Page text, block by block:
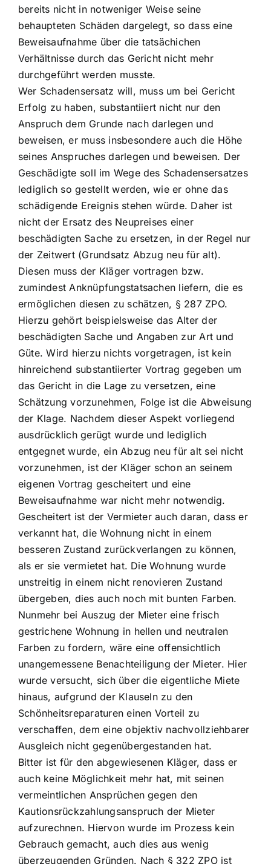
bereits nicht in notweniger Weise seine
behaupteten Schäden dargelegt, so dass eine
Beweisaufnahme über die tatsächichen
Verhältnisse durch das Gericht nicht mehr
durchgeführt werden musste.
Wer Schadensersatz will, muss um bei Gericht
Erfolg zu haben, substantiiert nicht nur den
Anspruch dem Grunde nach darlegen und
beweisen, er muss insbesondere auch die Höhe
seines Anspruches darlegen und beweisen. Der
Geschädigte soll im Wege des Schadensersatzes
lediglich so gestellt werden, wie er ohne das
schädigende Ereignis stehen würde. Daher ist
nicht der Ersatz des Neupreises einer
beschädigten Sache zu ersetzen, in der Regel nur
der Zeitwert (Grundsatz Abzug neu für alt).
Diesen muss der Kläger vortragen bzw.
zumindest Anknüpfungstatsachen liefern, die es
ermöglichen diesen zu schätzen, § 287 ZPO.
Hierzu gehört beispielsweise das Alter der
beschädigten Sache und Angaben zur Art und
Güte. Wird hierzu nichts vorgetragen, ist kein
hinreichend substantiierter Vortrag gegeben um
das Gericht in die Lage zu versetzen, eine
Schätzung vorzunehmen, Folge ist die Abweisung
der Klage. Nachdem dieser Aspekt vorliegend
ausdrücklich gerügt wurde und lediglich
entgegnet wurde, ein Abzug neu für alt sei nicht
vorzunehmen, ist der Kläger schon an seinem
eigenen Vortrag gescheitert und eine
Beweisaufnahme war nicht mehr notwendig.
Gescheitert ist der Vermieter auch daran, dass er
verkannt hat, die Wohnung nicht in einem
besseren Zustand zurückverlangen zu können,
als er sie vermietet hat. Die Wohnung wurde
unstreitig in einem nicht renovieren Zustand
übergeben, dies auch noch mit bunten Farben.
Nunmehr bei Auszug der Mieter eine frisch
gestrichene Wohnung in hellen und neutralen
Farben zu fordern, wäre eine offensichtlich
unangemessene Benachteiligung der Mieter. Hier
wurde versucht, sich über die eigentliche Miete
hinaus, aufgrund der Klauseln zu den
Schönheitsreparaturen einen Vorteil zu
verschaffen, dem eine objektiv nachvollziehbarer
Ausgleich nicht gegenübergestanden hat.
Bitter ist für den abgewiesenen Kläger, dass er
auch keine Möglichkeit mehr hat, mit seinen
vermeintlichen Ansprüchen gegen den
Kautionsrückzahlungsanspruch der Mieter
aufzurechnen. Hiervon wurde im Prozess kein
Gebrauch gemacht, auch dies aus wenig
überzeugenden Gründen. Nach § 322 ZPO ist